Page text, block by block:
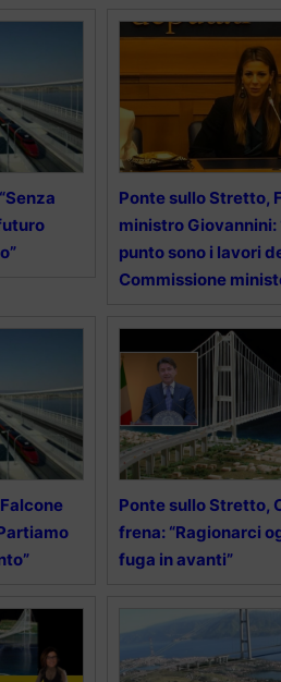
Ponte sullo Stretto,
ministro Giovannini:
punto sono i lavori
Commissione
Ponte sullo Stretto,
frena: “Ragionarci
fuga in avanti”